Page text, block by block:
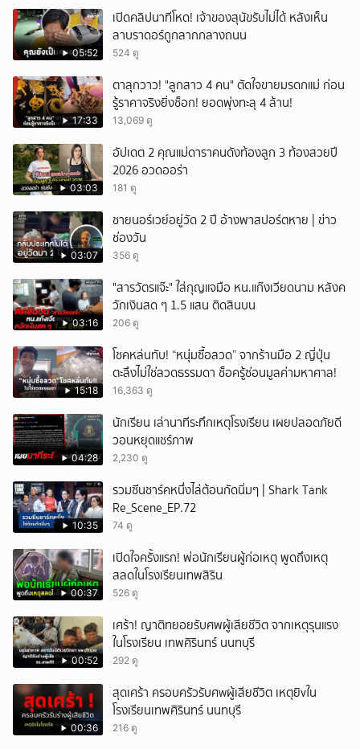
05:52
เปิดคลิปนาทีโหด! เจ้าของสุนัขรับไม่ได้ หลังเห็น
ลาบราดอร์ถูกลากกลางถนน
524 ดู
17:33
ตาลุกวาว! "ลูกสาว 4 คน" ตัดใจขายมรดกแม่ ก่อน
รู้ราคาจริงยิ่งช็อก! ยอดพุ่งทะลุ 4 ล้าน!
13,069 ดู
03:03
อัปเดต 2 คุณแม่ดาราคนดังท้องลูก 3 ท้องสวยปี
2026 อวดออร่า
181 ดู
03:07
ชายนอร์เวย์อยู่วัด 2 ปี อ้างพาสปอร์ตหาย | ข่าว
ช่องวัน
356 ดู
03:16
"สารวัตรแจ๊ะ" ใส่กุญแจมือ หน.แก๊งเวียดนาม หลังค
วักเงินสด ๆ 1.5 แสน ติดสินบน
206 ดู
15:18
โชคหล่นทับ! “หนุ่มซื้อลวด” จากร้านมือ 2 ญี่ปุ่น
ตะลึงไม่ใช่ลวดธรรมดา ช็อครู้ซ่อนมูลค่ามหาศาล!
16,363 ดู
04:28
นักเรียน เล่านาทีระทึกเหตุโรงเรียน เผยปลอดภัยดี
วอนหยุดแชร์ภาพ
2,230 ดู
10:35
รวมซีนชาร์คหนึ่งไล่ต้อนกัดนิ่มๆ | Shark Tank
Re_Scene_EP.72
74 ดู
00:37
เปิดใจครั้งแรก! พ่อนักเรียนผู้ก่อเหตุ พูดถึงเหตุ
สลดในโรงเรียนเทพสิริน
526 ดู
00:52
เศร้า! ญาติทยอยรับศพผู้เสียชีวิต จากเหตุรุนแรง
ในโรงเรียน เทพศิรินทร์ นนทบุรี
292 ดู
00:36
สุดเศร้า ครอบครัวรับศwผู้เสียชีวิต เหตุยิvใน
โรงเรียนเทพศิรินทร์ นนทบุรี
216 ดู